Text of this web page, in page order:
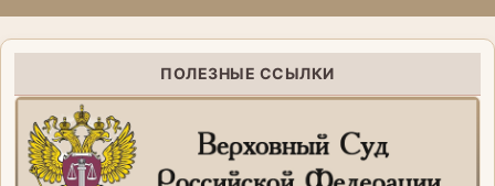
ПОЛЕЗНЫЕ ССЫЛКИ